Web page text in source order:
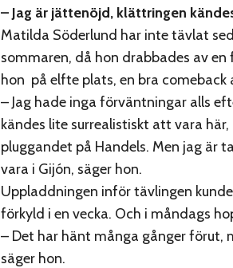
– Jag är jättenöjd, klättringen
Matilda Söderlund har inte tävlat
sommaren, då hon drabbades av
hon på elfte plats, en bra comeback
– Jag hade inga förväntningar alls
kändes lite surrealistiskt att vara
pluggandet på Handels. Men jag är
vara i Gijón, säger hon.
Uppladdningen inför tävlingen
förkyld i en vecka. Och i måndags
– Det har hänt många gånger förut,
säger hon.